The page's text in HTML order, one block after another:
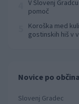
V Slovenj
pomoč
Koroška med
gostinskih hiš v
Novice po
Slovenj Gradec